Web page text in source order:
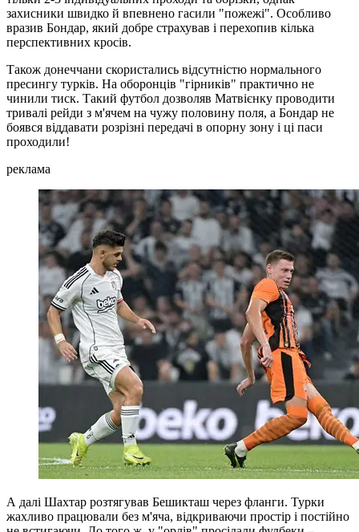
захисники швидко й впевнено гасили "пожежі". Особливо
вразив Бондар, який добре страхував і перехопив кілька
перспективних кросів.
Також донеччани скористались відсутністю нормального
пресингу турків. На оборонців "гірників" практично не
чинили тиск. Такий футбол дозволяв Матвієнку проводити
тривалі рейди з м'ячем на чужу половину поля, а Бондар не
боявся віддавати розрізні передачі в опорну зону і ці паси
проходили!
реклама
А далі Шахтар розтягував Бешикташ через фланги. Турки
жахливо працювали без м'яча, відкриваючи простір і постійно